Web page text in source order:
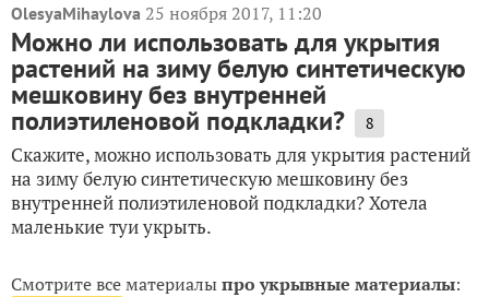
OlesyaMihaylova 25 ноября 2017, 11:20
Можно ли использовать для укрытия
растений на зиму белую синтетическую
мешковину без внутренней
полиэтиленовой подкладки? 8
Скажите, можно использовать для укрытия растений
на зиму белую синтетическую мешковину без
внутренней полиэтиленовой подкладки? Хотела
маленькие туи укрыть.
Смотрите все материалыпро укрывные материалы: